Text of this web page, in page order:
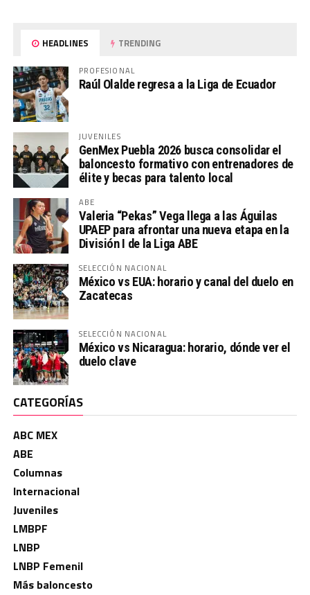
HEADLINES TRENDING
PROFESIONAL
Raúl Olalde regresa a la Liga de Ecuador
JUVENILES
GenMex Puebla 2026 busca consolidar el
baloncesto formativo con entrenadores de
élite y becas para talento local
ABE
Valeria “Pekas” Vega llega a las Águilas
UPAEP para afrontar una nueva etapa en la
División I de la Liga ABE
SELECCIÓN NACIONAL
México vs EUA: horario y canal del duelo en
Zacatecas
SELECCIÓN NACIONAL
México vs Nicaragua: horario, dónde ver el
duelo clave
CATEGORÍAS
ABC MEX
ABE
Columnas
Internacional
Juveniles
LMBPF
LNBP
LNBP Femenil
Más baloncesto